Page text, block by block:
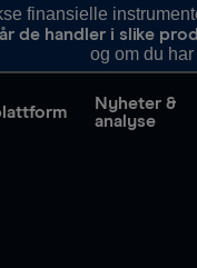
finansielle
de handler i slike
og om du
Nyheter &
analyse